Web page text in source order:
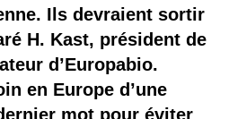
Ils devraient sortir
H. Kast, président de
d’Europabio.
en Europe d’une
mot pour éviter